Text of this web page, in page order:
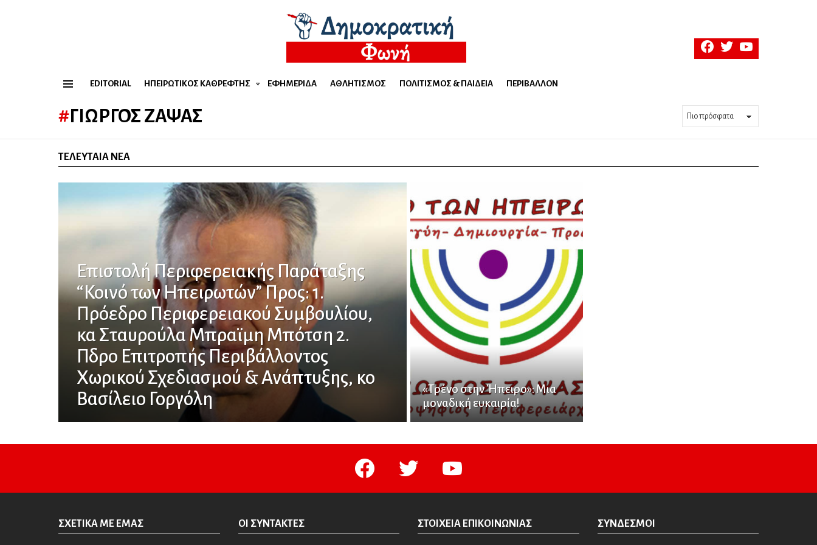
facebooktwitteryoutube
EDITORIAL ΗΠΕΙΡΏΤΙΚΟΣ ΚΑΘΡΈΦΤΗΣ ΕΦΗΜΕΡΊΔΑ ΑΘΛΗΤΙΣΜΌΣ ΠΟΛΙΤΙΣΜΌΣ & ΠΑΙΔΕΊΑ ΠΕΡΙΒΆΛΛΟΝ
ΓΙΏΡΓΟΣ ΖΆΨΑΣ
ΤΕΛΕΥΤΑΊΑ ΝΈΑ
Επιστολή Περιφερειακής Παράταξης
“Κοινό των Ηπειρωτών” Προς: 1.
Πρόεδρο Περιφερειακού Συμβουλίου,
κα Σταυρούλα Μπραϊμη Μπότση 2.
Πδρο Επιτροπής Περιβάλλοντος
Χωρικού Σχεδιασμού & Ανάπτυξης, κο
Βασίλειο Γοργόλη
«Τρένο στην Ήπειρο»: Μια
μοναδική ευκαιρία!
facebook twitter youtube
ΣΧΕΤΙΚΆ ΜΕ ΕΜΆΣ ΟΙ ΣΥΝΤΆΚΤΕΣ ΣΤΟΙΧΕΊΑ ΕΠΙΚΟΙΝΩΝΊΑΣ ΣΎΝΔΕΣΜΟΙ